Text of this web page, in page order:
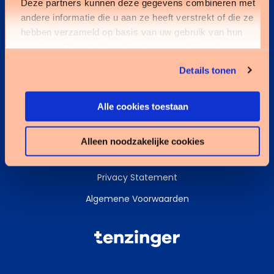
Deze partners kunnen deze gegevens combineren met
andere informatie die u aan ze heeft verstrekt of die ze
hebben verzameld op basis van uw gebruik van hun
services. U gaat akkoord met onze cookies als u onze
Details tonen
Alle cookies toestaan
Alleen noodzakelijke cookies
Kennisbank
Services
Cookies
Privacy Statement
Algemene Voorwaarden
Tenzinger